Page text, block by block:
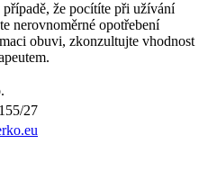
že pocítíte při užívání
nerovnoměrné opotřebení
obuvi, zkonzultujte vhodnost
27